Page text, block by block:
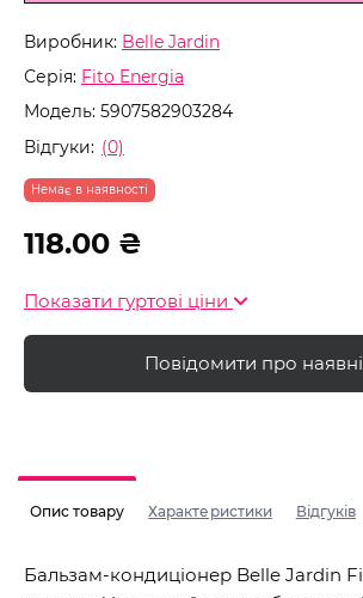
Виробник: Belle Jardin
Серія: Fito Energia
Модель: 5907582903284
Відгуки: (0)
Немає в наявності
118.00 ₴
Показати гуртові ціни
Повідомити про
Опис товару Характеристики Відгуків
Бальзам-кондиціонер Belle Jardin